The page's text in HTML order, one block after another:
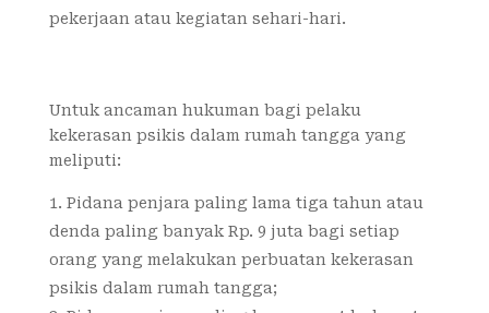
pekerjaan atau kegiatan sehari-hari.
Untuk ancaman hukuman bagi pelaku
kekerasan psikis dalam rumah tangga yang
meliputi:
Pidana penjara paling lama tiga tahun atau
denda paling banyak Rp. 9 juta bagi setiap
orang yang melakukan perbuatan kekerasan
psikis dalam rumah tangga;